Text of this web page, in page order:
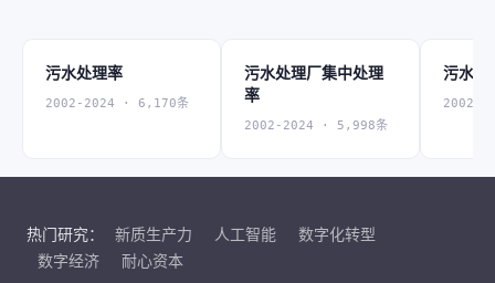
污水处理率
2002-2024 · 6,170条
污水处理厂集中处理
率
2002-2024 · 5,998条
污水排
2002-
热门研究： 新质生产力 人工智能
数字化转型
数字经济
耐心资本